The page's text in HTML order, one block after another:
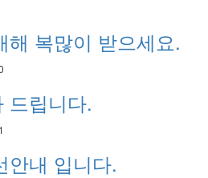
해 복많이 받으세요.
드립니다.
안내 입니다.